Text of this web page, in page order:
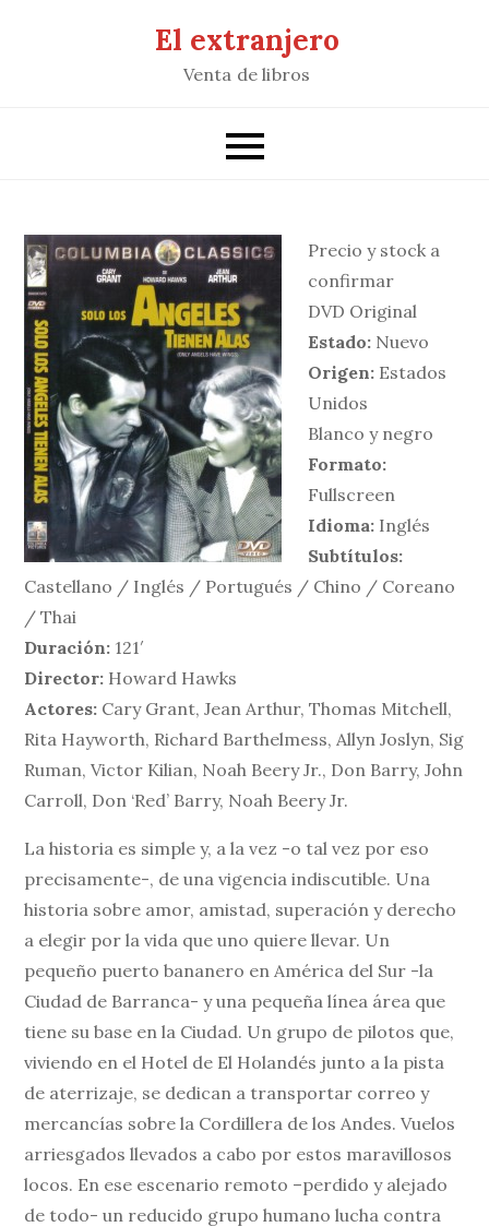
El extranjero
Venta de libros
Precio y stock a
confirmar
DVD Original
Estado: Nuevo
Origen: Estados
Unidos
Blanco y negro
Formato:
Fullscreen
Idioma: Inglés
Subtítulos:
Castellano / Inglés / Portugués / Chino / Coreano
/ Thai
Duración: 121′
Director: Howard Hawks
Actores: Cary Grant, Jean Arthur, Thomas Mitchell,
Rita Hayworth, Richard Barthelmess, Allyn Joslyn, Sig
Ruman, Victor Kilian, Noah Beery Jr., Don Barry, John
Carroll, Don ‘Red’ Barry, Noah Beery Jr.
La historia es simple y, a la vez -o tal vez por eso
precisamente-, de una vigencia indiscutible. Una
historia sobre amor, amistad, superación y derecho
a elegir por la vida que uno quiere llevar. Un
pequeño puerto bananero en América del Sur -la
Ciudad de Barranca- y una pequeña línea área que
tiene su base en la Ciudad. Un grupo de pilotos que,
viviendo en el Hotel de El Holandés junto a la pista
de aterrizaje, se dedican a transportar correo y
mercancías sobre la Cordillera de los Andes. Vuelos
arriesgados llevados a cabo por estos maravillosos
locos. En ese escenario remoto –perdido y alejado
de todo- un reducido grupo humano lucha contra